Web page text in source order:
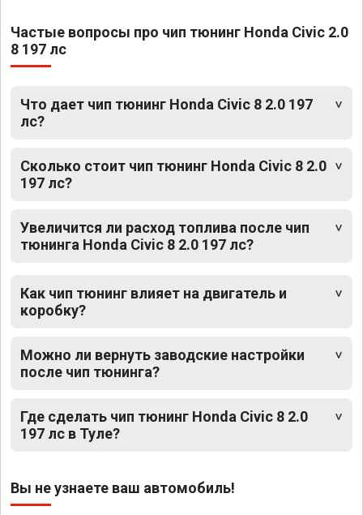
Частые вопросы про чип тюнинг Honda Civic 2.0
8 197 лс
Что дает чип тюнинг Honda Civic 8 2.0 197
лс?
Сколько стоит чип тюнинг Honda Civic 8 2.0
197 лс?
Увеличится ли расход топлива после чип
тюнинга Honda Civic 8 2.0 197 лс?
Как чип тюнинг влияет на двигатель и
коробку?
Можно ли вернуть заводские настройки
после чип тюнинга?
Где сделать чип тюнинг Honda Civic 8 2.0
197 лс в Туле?
Вы не узнаете ваш автомобиль!